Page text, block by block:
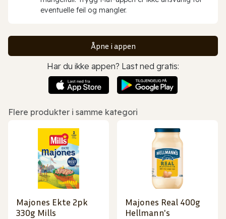
eventuelle feil og mangler.
Åpne i appen
Har du ikke appen? Last ned gratis:
Flere produkter i samme kategori
Majones Ekte 2pk
330g Mills
Majones Real 400g
Hellmann's